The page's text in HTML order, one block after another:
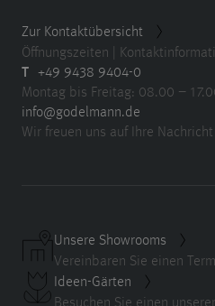
Zur Kontaktübersicht
Öffnungszeiten |
T +49 9438 9404-0
Montag bis Freitag: 08.00 –
info@godelmann.de
Wir freuen uns auf Ihre Nachricht
Unsere Showrooms
Vereinbaren Sie einen
Ideen-Gärten
Besuchen Sie einen